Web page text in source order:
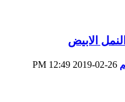
الابيض
12:49 PM